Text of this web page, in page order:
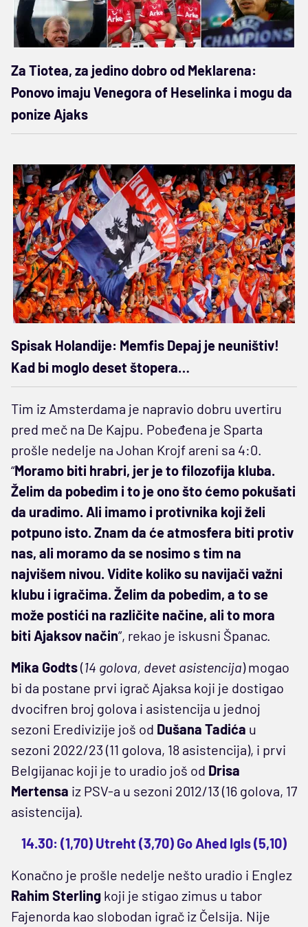
Za Tiotea, za jedino dobro od Meklarena:
Ponovo imaju Venegora of Heselinka i mogu da
ponize Ajaks
Spisak Holandije: Memfis Depaj je neuništiv!
Kad bi moglo deset štopera…
Tim iz Amsterdama je napravio dobru uvertiru
pred meč na De Kajpu. Pobeđena je Sparta
prošle nedelje na Johan Krojf areni sa 4:0.
“Moramo biti hrabri, jer je to filozofija kluba.
Želim da pobedim i to je ono što ćemo pokušati
da uradimo. Ali imamo i protivnika koji želi
potpuno isto. Znam da će atmosfera biti protiv
nas, ali moramo da se nosimo s tim na
najvišem nivou. Vidite koliko su navijači važni
klubu i igračima. Želim da pobedim, a to se
može postići na različite načine, ali to mora
biti Ajaksov način”, rekao je iskusni Španac.
Mika Godts(14 golova, devet asistencija) mogao
bi da postane prvi igrač Ajaksa koji je dostigao
dvocifren broj golova i asistencija u jednoj
sezoni Eredivizije još od Dušana Tadića u
sezoni 2022/23 (11 golova, 18 asistencija), i prvi
Belgijanac koji je to uradio još od Drisa
Mertensa iz PSV-a u sezoni 2012/13 (16 golova, 17
asistencija).
14.30: (1,70) Utreht (3,70) Go Ahed Igls (5,10)
Konačno je prošle nedelje nešto uradio i Englez
Rahim Sterling koji je stigao zimus u tabor
Fajenorda kao slobodan igrač iz Čelsija. Nije